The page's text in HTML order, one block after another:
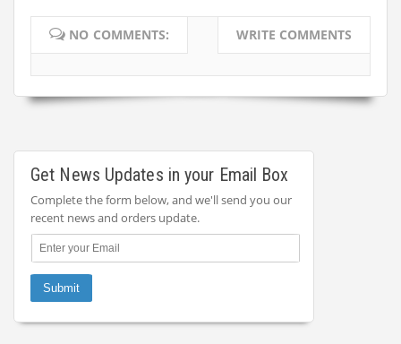
NO COMMENTS: WRITE COMMENTS
Get News Updates in your Email Box
Complete the form below, and we'll send you our
recent news and orders update.